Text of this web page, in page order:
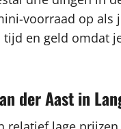
voorraad op als
en geld omdat
der Aast in